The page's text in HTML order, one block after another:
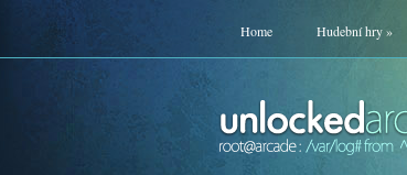
Home Hudební hry»